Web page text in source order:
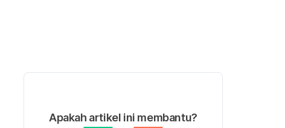
Apakah artikel ini membantu?